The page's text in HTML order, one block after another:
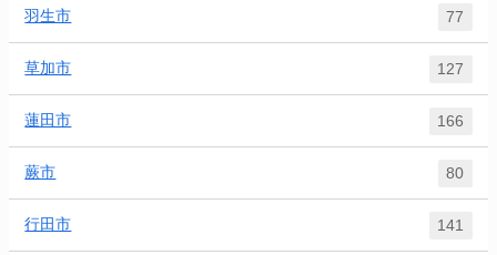
羽生市 77
草加市 127
蓮田市 166
蕨市 80
行田市 141